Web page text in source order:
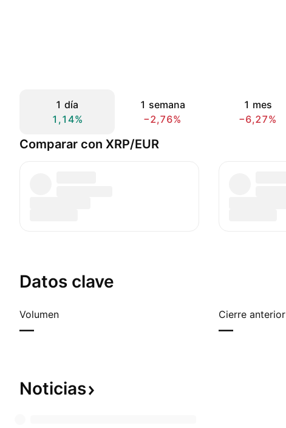
1 día
1,14%
1 semana
−2,76%
1 mes
−6,27%
Comparar con XRP/EUR
Datos clave
Volumen
—
Cierre anterior
—
Noticias